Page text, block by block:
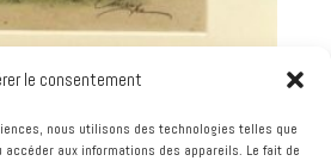
le consentement
nous utilisons des technologies telles que
aux informations des appareils. Le fait de